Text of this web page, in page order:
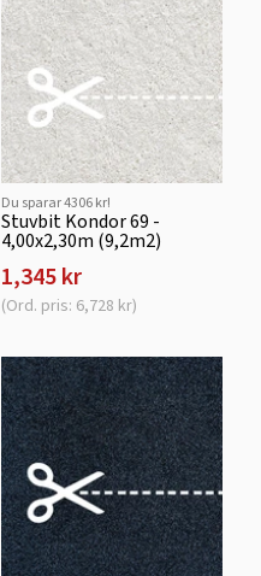
Du sparar 4306 kr!
Stuvbit Kondor 69 -
4,00x2,30m (9,2m2)
1,345 kr
(Ord. pris: 6,728 kr)